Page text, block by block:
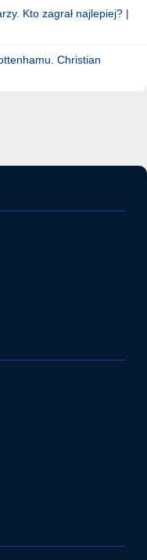
Kto zagrał najlepiej? |
Christian